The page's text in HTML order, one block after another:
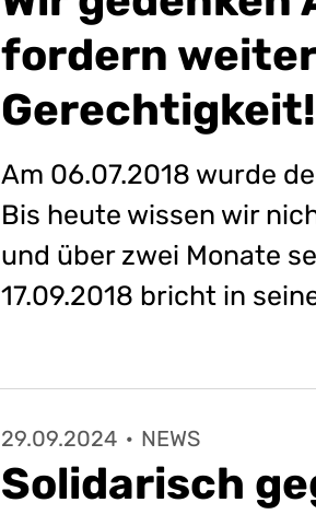
fordern
Gerechtigkeit!
Am 06.07.2018 wurde
Bis heute wissen wir
und über zwei Monate
17.09.2018 bricht in
29.09.2024 · NEWS
Solidarisch